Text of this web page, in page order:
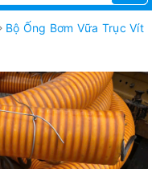
Bộ Ống Bơm Vữa Trục Vít